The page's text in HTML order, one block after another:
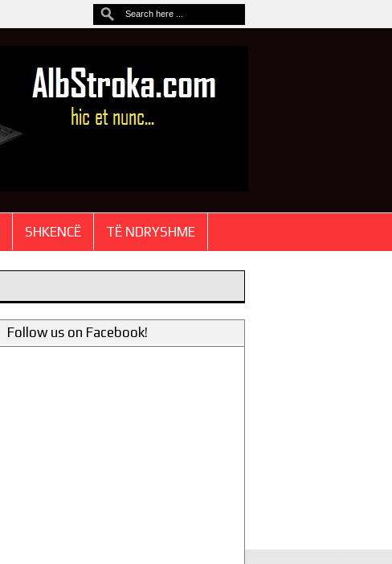
SHKENCË TË NDRYSHME
Follow us on Facebook!